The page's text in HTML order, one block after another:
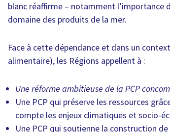
blanc réaffirme – notamment l’importance
domaine des produits de la mer.
Face à cette dépendance et dans un
alimentaire), les Régions appellent à :
Une réforme ambitieuse de la PCP
Une PCP qui préserve les ressources
compte les enjeux climatiques et socio-
Une PCP qui soutienne la construction